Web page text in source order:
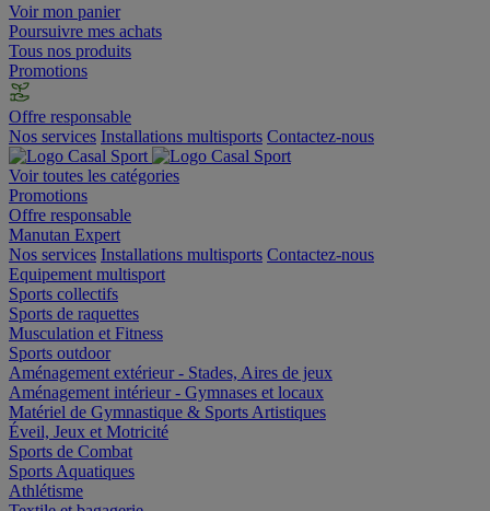
Voir mon panier
Poursuivre mes achats
Tous nos produits
Promotions
Offre responsable
Nos services Installations multisports Contactez-nous
Voir toutes les catégories
Promotions
Offre responsable
Manutan Expert
Nos services Installations multisports Contactez-nous
Equipement multisport
Sports collectifs
Sports de raquettes
Musculation et Fitness
Sports outdoor
Aménagement extérieur - Stades, Aires de jeux
Aménagement intérieur - Gymnases et locaux
Matériel de Gymnastique & Sports Artistiques
Éveil, Jeux et Motricité
Sports de Combat
Sports Aquatiques
Athlétisme